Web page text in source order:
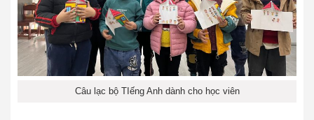
Câu lạc bộ TIếng Anh dành cho học viên